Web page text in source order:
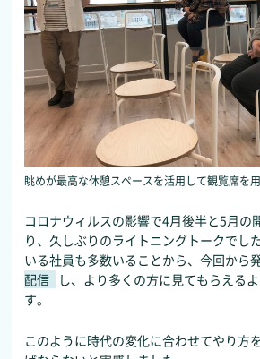
眺めが最高な休憩スペースを活用して観覧席を用
コロナウィルスの影響で4月後半と5月の
り、久しぶりのライトニングトークでし
いる社員も多数いることから、今回から
配信
し、より多くの方に見てもらえる
す。
このように時代の変化に合わせてやり方